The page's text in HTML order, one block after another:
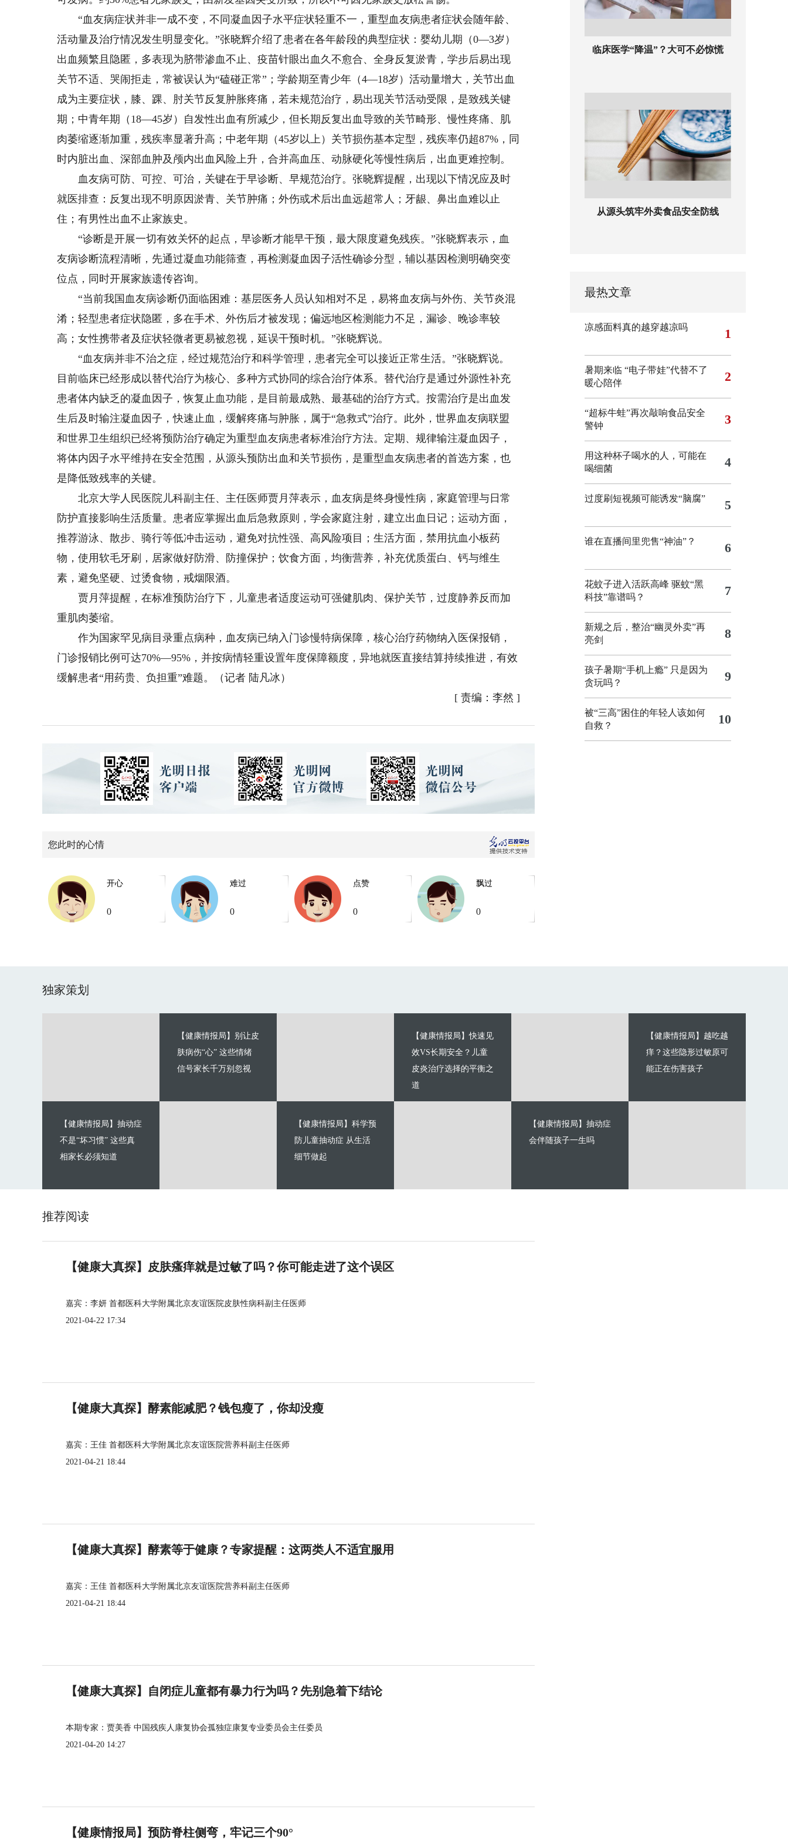
“血友病症状并非一成不变，不同凝血因子水平症状轻重不一，重型血友病患者症状会随年龄、
活动量及治疗情况发生明显变化。”张晓辉介绍了患者在各年龄段的典型症状：婴幼儿期（0—3岁）
出血频繁且隐匿，多表现为脐带渗血不止、疫苗针眼出血久不愈合、全身反复淤青，学步后易出现
关节不适、哭闹拒走，常被误认为“磕碰正常”；学龄期至青少年（4—18岁）活动量增大，关节出血
成为主要症状，膝、踝、肘关节反复肿胀疼痛，若未规范治疗，易出现关节活动受限，是致残关键
期；中青年期（18—45岁）自发性出血有所减少，但长期反复出血导致的关节畸形、慢性疼痛、肌
肉萎缩逐渐加重，残疾率显著升高；中老年期（45岁以上）关节损伤基本定型，残疾率仍超87%，同
时内脏出血、深部血肿及颅内出血风险上升，合并高血压、动脉硬化等慢性病后，出血更难控制。
血友病可防、可控、可治，关键在于早诊断、早规范治疗。张晓辉提醒，出现以下情况应及时
就医排查：反复出现不明原因淤青、关节肿痛；外伤或术后出血远超常人；牙龈、鼻出血难以止
住；有男性出血不止家族史。
“诊断是开展一切有效关怀的起点，早诊断才能早干预，最大限度避免残疾。”张晓辉表示，血
友病诊断流程清晰，先通过凝血功能筛查，再检测凝血因子活性确诊分型，辅以基因检测明确突变
位点，同时开展家族遗传咨询。
“当前我国血友病诊断仍面临困难：基层医务人员认知相对不足，易将血友病与外伤、关节炎混
淆；轻型患者症状隐匿，多在手术、外伤后才被发现；偏远地区检测能力不足，漏诊、晚诊率较
高；女性携带者及症状轻微者更易被忽视，延误干预时机。”张晓辉说。
“血友病并非不治之症，经过规范治疗和科学管理，患者完全可以接近正常生活。”张晓辉说。
目前临床已经形成以替代治疗为核心、多种方式协同的综合治疗体系。替代治疗是通过外源性补充
患者体内缺乏的凝血因子，恢复止血功能，是目前最成熟、最基础的治疗方式。按需治疗是出血发
生后及时输注凝血因子，快速止血，缓解疼痛与肿胀，属于“急救式”治疗。此外，世界血友病联盟
和世界卫生组织已经将预防治疗确定为重型血友病患者标准治疗方法。定期、规律输注凝血因子，
将体内因子水平维持在安全范围，从源头预防出血和关节损伤，是重型血友病患者的首选方案，也
是降低致残率的关键。
北京大学人民医院儿科副主任、主任医师贾月萍表示，血友病是终身慢性病，家庭管理与日常
防护直接影响生活质量。患者应掌握出血后急救原则，学会家庭注射，建立出血日记；运动方面，
推荐游泳、散步、骑行等低冲击运动，避免对抗性强、高风险项目；生活方面，禁用抗血小板药
物，使用软毛牙刷，居家做好防滑、防撞保护；饮食方面，均衡营养，补充优质蛋白、钙与维生
素，避免坚硬、过烫食物，戒烟限酒。
贾月萍提醒，在标准预防治疗下，儿童患者适度运动可强健肌肉、保护关节，过度静养反而加
重肌肉萎缩。
作为国家罕见病目录重点病种，血友病已纳入门诊慢特病保障，核心治疗药物纳入医保报销，
门诊报销比例可达70%—95%，并按病情轻重设置年度保障额度，异地就医直接结算持续推进，有效
缓解患者“用药贵、负担重”难题。（记者 陆凡冰）
[ 责编：李然 ]
您此时的心情
开心
0
难过
0
点赞
0
飘过
0
临床医学“降温”？大可不必惊慌
从源头筑牢外卖食品安全防线
最热文章
凉感面料真的越穿越凉吗 1
暑期来临 “电子带娃”代替不了
暖心陪伴
2
“超标牛蛙”再次敲响食品安全
警钟
3
用这种杯子喝水的人，可能在
喝细菌
4
过度刷短视频可能诱发“脑腐” 5
谁在直播间里兜售“神油”？ 6
花蚊子进入活跃高峰 驱蚊“黑
科技”靠谱吗？
7
新规之后，整治“幽灵外卖”再
亮剑
8
孩子暑期“手机上瘾” 只是因为
贪玩吗？
9
被“三高”困住的年轻人该如何
自救？
10
独家策划
【健康情报局】别让皮
肤病伤“心” 这些情绪
信号家长千万别忽视
【健康情报局】抽动症
不是“坏习惯” 这些真
相家长必须知道
【健康情报局】快速见
效VS长期安全？儿童
皮炎治疗选择的平衡之
道
【健康情报局】科学预
防儿童抽动症 从生活
细节做起
【健康情报局】越吃越
痒？这些隐形过敏原可
能正在伤害孩子
【健康情报局】抽动症
会伴随孩子一生吗
推荐阅读
【健康大真探】皮肤瘙痒就是过敏了吗？你可能走进了这个误区
嘉宾：李妍 首都医科大学附属北京友谊医院皮肤性病科副主任医师
2021-04-22 17:34
【健康大真探】酵素能减肥？钱包瘦了，你却没瘦
嘉宾：王佳 首都医科大学附属北京友谊医院营养科副主任医师
2021-04-21 18:44
【健康大真探】酵素等于健康？专家提醒：这两类人不适宜服用
嘉宾：王佳 首都医科大学附属北京友谊医院营养科副主任医师
2021-04-21 18:44
【健康大真探】自闭症儿童都有暴力行为吗？先别急着下结论
本期专家：贾美香 中国残疾人康复协会孤独症康复专业委员会主任委员
2021-04-20 14:27
【健康情报局】预防脊柱侧弯，牢记三个90°